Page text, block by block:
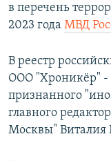
в перечень
2023 года МВД
В реестр
ООО "Хроникёр" -
признанного
главного
Москвы" Виталия